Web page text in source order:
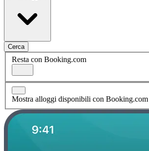
Cerca
Resta con Booking.com
Mostra alloggi disponibili con Booking.com